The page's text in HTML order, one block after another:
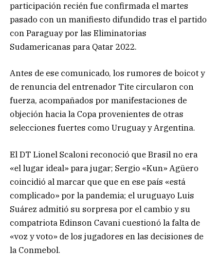
participación recién fue confirmada el martes
pasado con un manifiesto difundido tras el partido
con Paraguay por las Eliminatorias
Sudamericanas para Qatar 2022.
Antes de ese comunicado, los rumores de boicot y
de renuncia del entrenador Tite circularon con
fuerza, acompañados por manifestaciones de
objeción hacia la Copa provenientes de otras
selecciones fuertes como Uruguay y Argentina.
El DT Lionel Scaloni reconoció que Brasil no era
«el lugar ideal» para jugar; Sergio «Kun» Agüero
coincidió al marcar que que en ese país «está
complicado» por la pandemia; el uruguayo Luis
Suárez admitió su sorpresa por el cambio y su
compatriota Edinson Cavani cuestionó la falta de
«voz y voto» de los jugadores en las decisiones de
la Conmebol.